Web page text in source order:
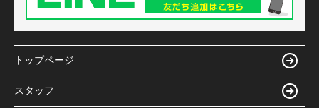
トップページ
スタッフ